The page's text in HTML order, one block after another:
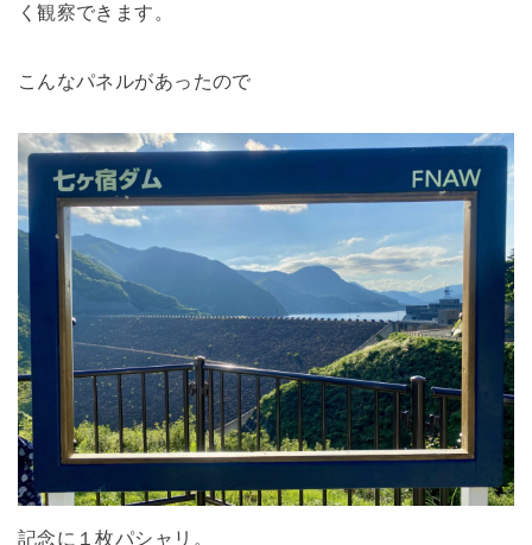
く観察できます。
こんなパネルがあったので
記念に１枚パシャリ。